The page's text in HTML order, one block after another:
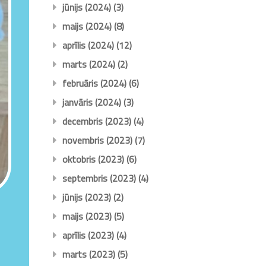
jūnijs (2024)(3)
maijs (2024)(8)
aprīlis (2024)(12)
marts (2024)(2)
februāris (2024)(6)
janvāris (2024)(3)
decembris (2023)(4)
novembris (2023)(7)
oktobris (2023)(6)
septembris (2023)(4)
jūnijs (2023)(2)
maijs (2023)(5)
aprīlis (2023)(4)
marts (2023)(5)